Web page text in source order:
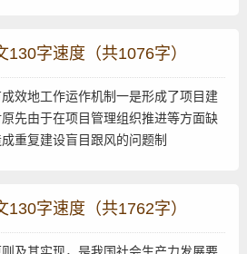
字速度（共1076字）
效地工作运作机制一是形成了项目建
先由于在项目管理组织推进等方面缺
重复建设盲目跟风的问题制
字速度（共1762字）